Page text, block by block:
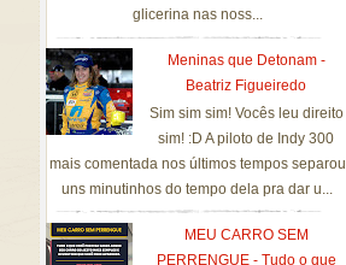
glicerina nas noss...
Meninas que Detonam -
Beatriz Figueiredo
Sim sim sim! Vocês leu direito
sim! :D A piloto de Indy 300
mais comentada nos últimos tempos separou
uns minutinhos do tempo dela pra dar u...
MEU CARRO SEM
PERRENGUE - Tudo o que